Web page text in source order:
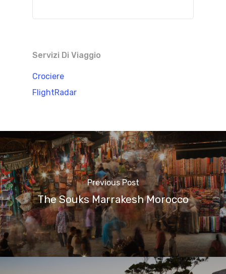
Servizi Di Viaggio
Crociere
FlightRadar
Previous Post
The Souks Marrakesh Morocco